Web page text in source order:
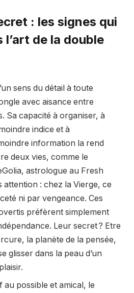
: les signes qui
de la double
sens du détail à toute
avec aisance entre
Sa capacité à organiser, à
indice et à
information la rend
deux vies, comme le
astrologue au Fresh
attention : chez la Vierge, ce
ni par vengeance. Ces
préfèrent simplement
Leur secret ? Etre
la planète de la pensée,
glisser dans la peau d’un
au possible et amical, le